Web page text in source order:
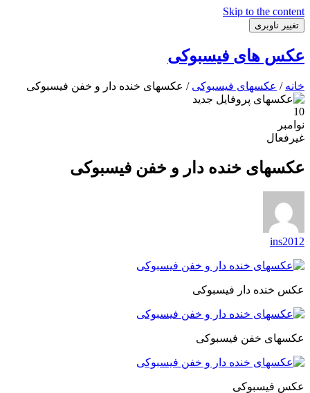
Skip to the content
تغییر ناوبری
عکس های فیسبوکی
خانه / عکسهای فیسبوکی / عکسهای خنده دار و خفن فیسبوکی
10
نوامبر
غیرفعال
عکسهای خنده دار و خفن فیسبوکی
ins2012
عکس خنده دار فیسبوکی
عکسهای خفن فیسبوکی
عکس فیسبوکی